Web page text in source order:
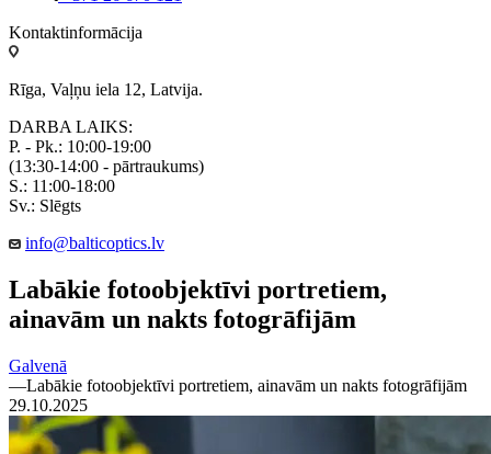
Kontaktinformācija
Rīga, Vaļņu iela 12, Latvija.
DARBA LAIKS:
P. - Pk.: 10:00-19:00
(13:30-14:00 - pārtraukums)
S.: 11:00-18:00
Sv.: Slēgts
info@balticoptics.lv
Labākie fotoobjektīvi portretiem,
ainavām un nakts fotogrāfijām
Galvenā
—Labākie fotoobjektīvi portretiem, ainavām un nakts fotogrāfijām
29.10.2025